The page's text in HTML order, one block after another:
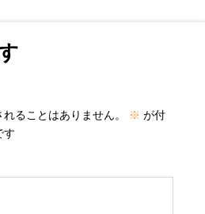
ることはありません。 ※ が付
す